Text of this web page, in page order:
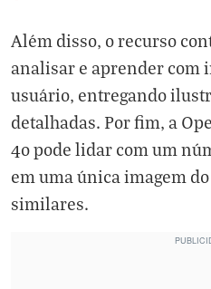
Além disso, o recurso
analisar e aprender com
usuário, entregando
detalhadas. Por fim, a
4o pode lidar com um
em uma única imagem
similares.